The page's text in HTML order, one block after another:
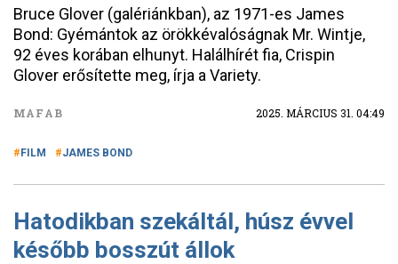
Bruce Glover (galériánkban), az 1971-es James
Bond: Gyémántok az örökkévalóságnak Mr. Wintje,
92 éves korában elhunyt. Halálhírét fia, Crispin
Glover erősítette meg, írja a Variety.
MAFAB 2025. MÁRCIUS 31. 04:49
FILM JAMES BOND
Hatodikban szekáltál, húsz évvel
később bosszút állok